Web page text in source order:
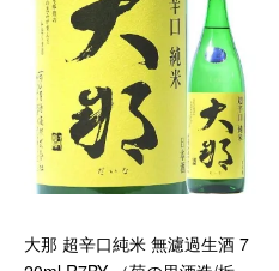
大那 超辛口純米 無濾過生酒 7